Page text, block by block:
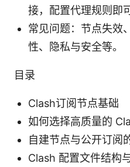
接，配置代理规则即
常见问题：节点失效
性、隐私与安全等。
目录
Clash订阅节点基础
如何选择高质量的
自建节点与公开订阅
Clash 配置文件结构